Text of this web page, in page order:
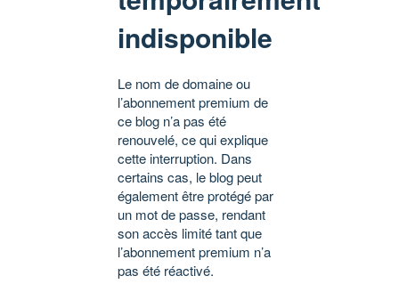
indisponible
Le nom de domaine ou
l’abonnement premium de
ce blog n’a pas été
renouvelé, ce qui explique
cette interruption. Dans
certains cas, le blog peut
également être protégé par
un mot de passe, rendant
son accès limité tant que
l’abonnement premium n’a
pas été réactivé.